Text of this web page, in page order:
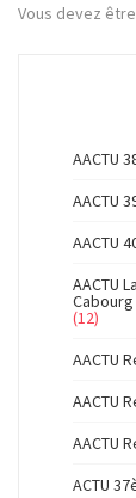
Vous devez
AACTU
AACTU
AACTU
AACTU
(12)
AACTU
AACTU
AACTU
ACTU